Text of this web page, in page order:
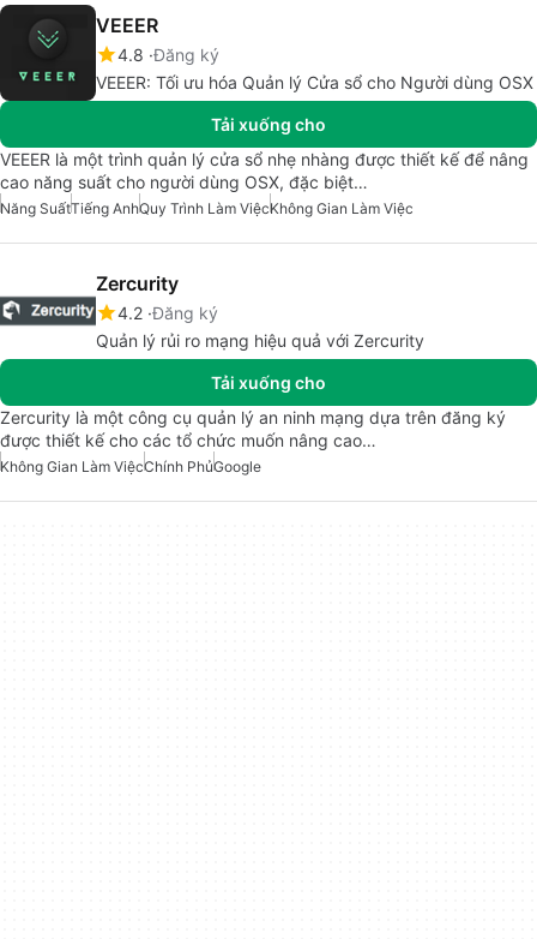
VEEER
4.8 Đăng ký
VEEER: Tối ưu hóa Quản lý Cửa sổ cho Người dùng OSX
Tải xuống cho
VEEER là một trình quản lý cửa sổ nhẹ nhàng được thiết kế để nâng
cao năng suất cho người dùng OSX, đặc biệt…
Năng SuấtTiếng AnhQuy Trình Làm ViệcKhông Gian Làm Việc
Zercurity
4.2 Đăng ký
Quản lý rủi ro mạng hiệu quả với Zercurity
Tải xuống cho
Zercurity là một công cụ quản lý an ninh mạng dựa trên đăng ký
được thiết kế cho các tổ chức muốn nâng cao…
Không Gian Làm ViệcChính PhủGoogle